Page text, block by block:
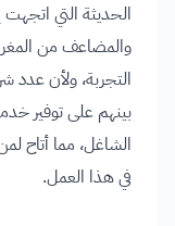
الحديثة التي اتجهت
والمضاعف من
التجربة، ولأن عدد
بينهم على توفير
الشاغل، مما أتاح
في هذا العمل.